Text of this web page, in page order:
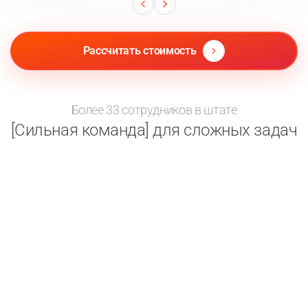
Рассчитать стоимость
Более 33 сотрудников в штате
[Сильная команда] для сложных задач